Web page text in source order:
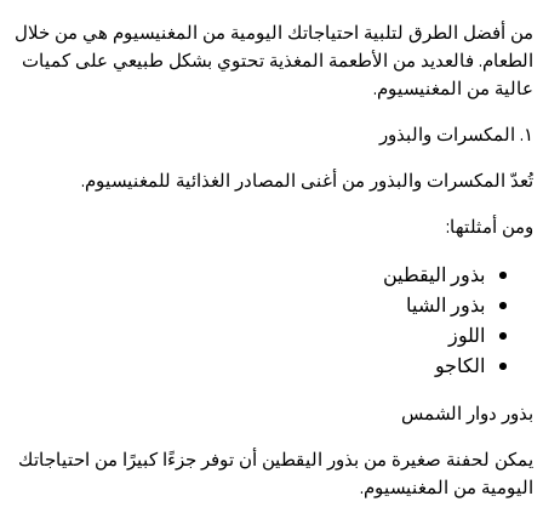
من أفضل الطرق لتلبية احتياجاتك اليومية من المغنيسيوم هي من خلال
الطعام. فالعديد من الأطعمة المغذية تحتوي بشكل طبيعي على كميات
عالية من المغنيسيوم.
١. المكسرات والبذور
تُعدّ المكسرات والبذور من أغنى المصادر الغذائية للمغنيسيوم.
ومن أمثلتها:
بذور اليقطين
بذور الشيا
اللوز
الكاجو
بذور دوار الشمس
يمكن لحفنة صغيرة من بذور اليقطين أن توفر جزءًا كبيرًا من احتياجاتك
اليومية من المغنيسيوم.